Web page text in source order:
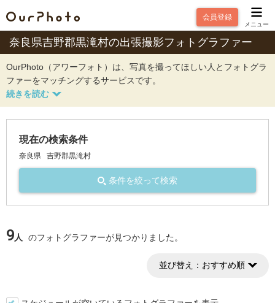
会員登録
メニュー
奈良県吉野郡黒滝村の出張撮影フォトグラファー
OurPhoto（アワーフォト）は、写真を撮ってほしい人とフォトグラ
ファーをマッチングするサービスです。
現在の検索条件
奈良県 吉野郡黒滝村
条件を絞って検索
9人 のフォトグラファーが見つかりました。
並び替え： おすすめ順